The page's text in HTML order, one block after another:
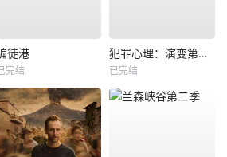
徒港
完结
犯罪心理：演变第十九季
已完结